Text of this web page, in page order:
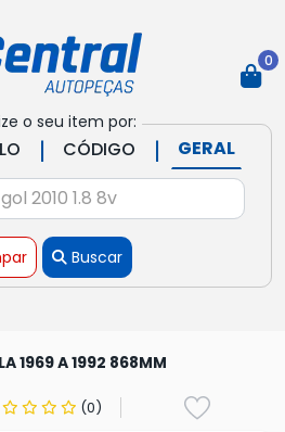
o seu item por:
| CÓDIGO | GERAL
Buscar
0
1969 A 1992 868MM
(0)